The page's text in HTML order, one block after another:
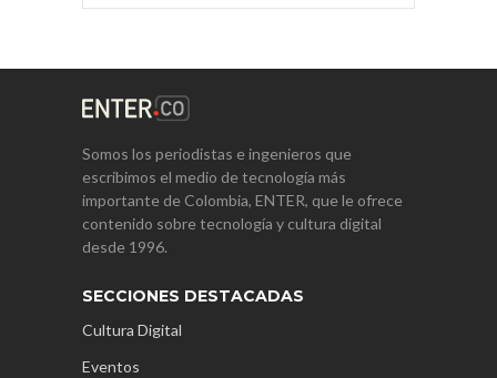
Somos los periodistas e ingenieros que
escribimos el medio de tecnología más
importante de Colombia, ENTER, que le ofrece
contenido sobre tecnología y cultura digital
desde 1996.
SECCIONES DESTACADAS
Cultura Digital
Eventos